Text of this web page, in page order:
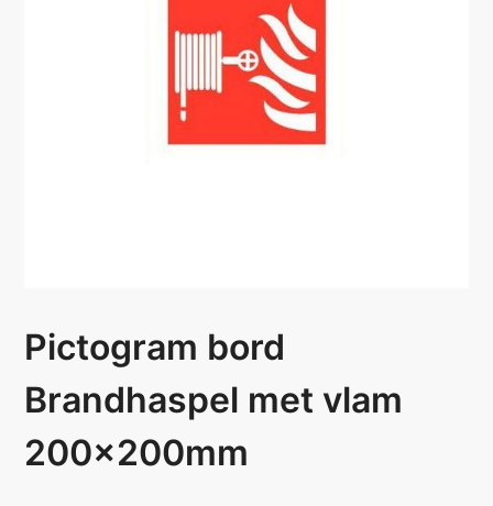
Pictogram bord
Brandhaspel met vlam
200x200mm